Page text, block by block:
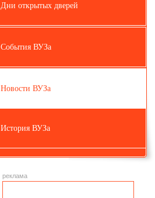
Дни открытых дверей
События ВУЗа
Новости ВУЗа
История ВУЗа
реклама